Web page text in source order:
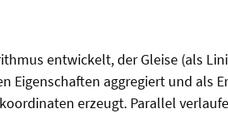
entwickelt, der Gleise (als
Eigenschaften aggregiert und als
erzeugt. Parallel